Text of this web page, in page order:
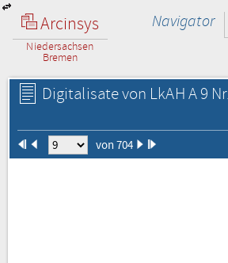
Arcinsys
Niedersachsen
Bremen
Navigator
Digitalisate von LkAH A 9
von 704